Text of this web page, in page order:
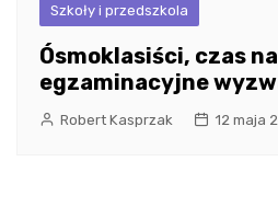
Szkoły i przedszkola
Ósmoklasiści, czas na
egzaminacyjne
Robert Kasprzak 12 maja